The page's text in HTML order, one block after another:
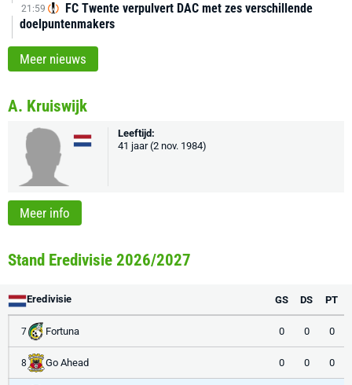
21:59
FC Twente verpulvert DAC met zes verschillende
doelpuntenmakers
Meer nieuws
A. Kruiswijk
Leeftijd:
41 jaar (2 nov. 1984)
Meer info
Stand Eredivisie 2026/2027
Eredivisie GS DS PT
7 Fortuna 0 0 0
8 Go Ahead 0 0 0